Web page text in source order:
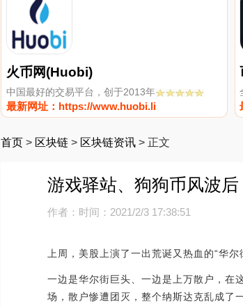
火币网(Huobi)
中国最好的交易平台，创于2013年
最新网址：https://www.huobi.li
首页 > 区块链 > 区块链资讯 > 正文
游戏驿站、狗狗币风波
作者： 时间：2021/2/3 17:38:51
上周，美股上演了一出荒诞又热血的“华尔
一边是华尔街巨头、一边是上万散户，
场，散户惨遭团灭，整个纳斯达克乱成了